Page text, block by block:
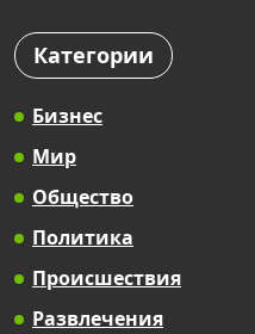
Категории
Бизнес
Мир
Общество
Политика
Происшествия
Развлечения